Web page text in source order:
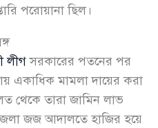
পরোয়ানা ছিল।
লীগসরকারের পতনের পর
একাধিক মামলা দায়ের করা
থেকে তারা জামিন লাভ
জজ আদালতে হাজির হয়ে